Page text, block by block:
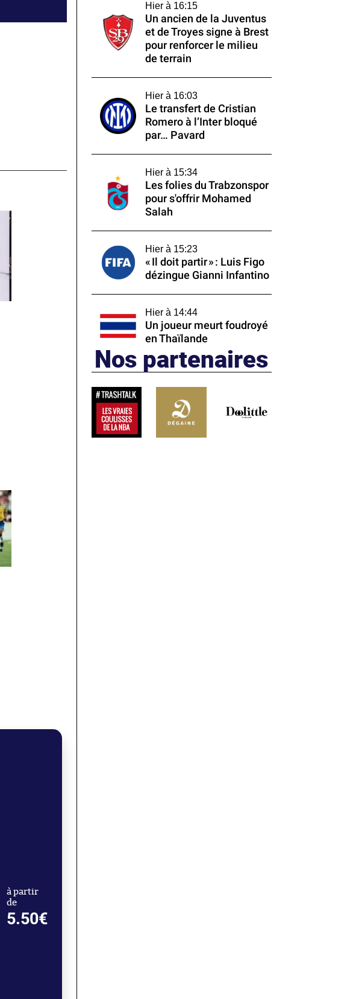
à partir
de
5.50€
Hier à 16:15
Un ancien de la Juventus
et de Troyes signe à Brest
pour renforcer le milieu
de terrain
Hier à 16:03
Le transfert de Cristian
Romero à l’Inter bloqué
par… Pavard
Hier à 15:34
Les folies du Trabzonspor
pour s'offrir Mohamed
Salah
Hier à 15:23
« Il doit partir » : Luis Figo
dézingue Gianni Infantino
Hier à 14:44
Un joueur meurt foudroyé
en Thaïlande
Nos partenaires